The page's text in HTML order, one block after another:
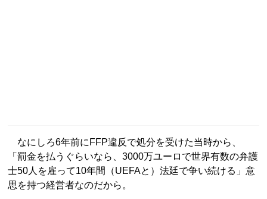
なにしろ6年前にFFP違反で処分を受けた当時から、
「罰金を払うぐらいなら、3000万ユーロで世界有数の弁護
士50人を雇って10年間（UEFAと）法廷で争い続ける」意
思を持つ経営者なのだから。